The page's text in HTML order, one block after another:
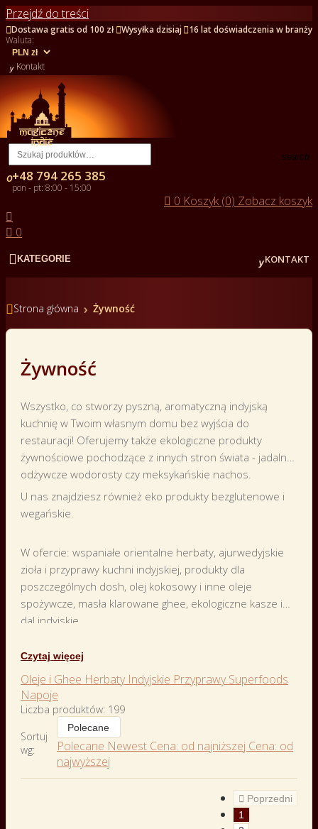
Przejdź do treści
Dostawa gratis od 100 zł Wysyłka dzisiaj 16 lat doświadczenia w branży
Waluta:
 Kontakt
search
+48 794 265 385
pon - pt: 8:00 - 15:00
 0 Koszyk (0) Zobacz koszyk

 0
 KATEGORIE KONTAKT
Strona główna Żywność
Żywność
Wszystko, co stworzy pyszną, aromatyczną indyjską
kuchnię w Twoim własnym domu bez wyjścia do
restauracji! Oferujemy także ekologiczne produkty
żywnościowe pochodzące z innych stron świata - jadalne
odżywcze wodorosty czy meksykańskie nachos.
U nas znajdziesz również eko produkty bezglutenowe i
wegańskie.
W ofercie: wspaniałe orientalne herbaty, ajurwedyjskie
zioła i przyprawy kuchni indyjskiej, produkty dla
poszczególnych dosh, olej kokosowy i inne oleje
spożywcze, masła klarowane ghee, ekologiczne kasze i
dal indyjskie.
Czytaj więcej
Oleje i Ghee Herbaty Indyjskie Przyprawy Superfoods
Napoje
Liczba produktów: 199
Sortuj
wg:
Polecane
Polecane Newest Cena: od najniższej Cena: od
najwyższej
 Poprzedni
1